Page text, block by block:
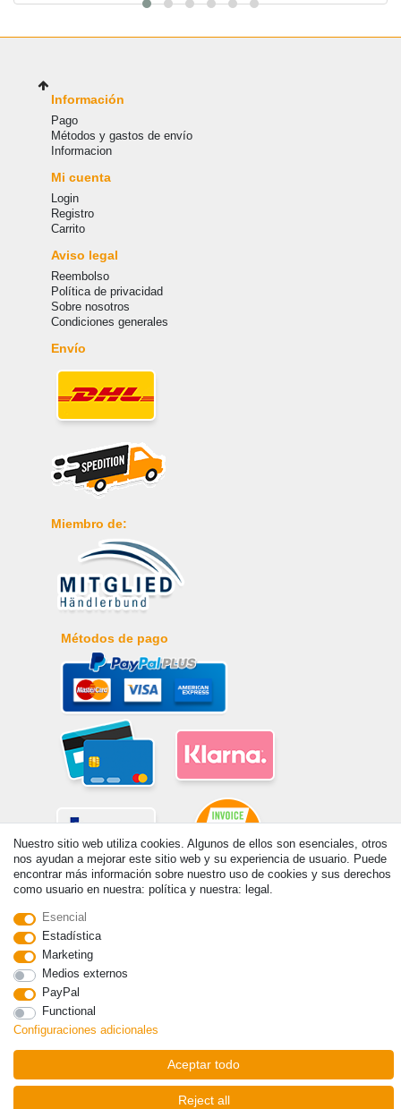
Información
Pago
Métodos y gastos de envío
Informacion
Mi cuenta
Login
Registro
Carrito
Aviso legal
Reembolso
Política de privacidad
Sobre nosotros
Condiciones generales
Envío
Miembro de:
Métodos de pago
© Copyright 2026 | Todos los derechos reservados. - Prix de base voir
détail de l'article | *S'applique aux livraisons en Espagne!
Nuestro sitio web utiliza cookies. Algunos de ellos son esenciales, otros
nos ayudan a mejorar este sitio web y su experiencia de usuario. Puede
encontrar más información sobre nuestro uso de cookies y sus derechos
como usuario en nuestra: política y nuestra: legal.
Esencial
Estadística
Marketing
Medios externos
PayPal
Functional
Configuraciones adicionales
Aceptar todo
Reject all
Withdraw from contract here